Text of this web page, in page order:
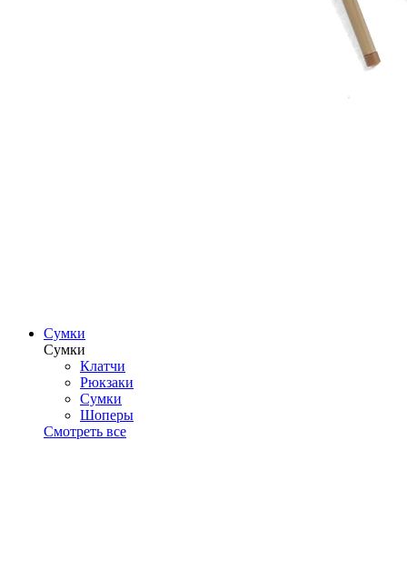
Сумки
Сумки
Клатчи
Рюкзаки
Сумки
Шоперы
Смотреть все